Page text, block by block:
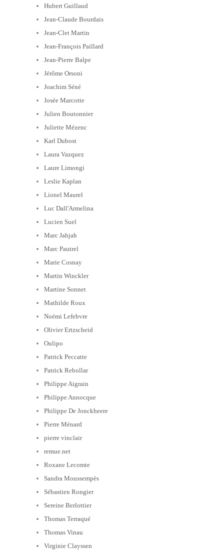
Hubert Guillaud
Jean-Claude Bourdais
Jean-Clet Martin
Jean-François Paillard
Jean-Pierre Balpe
Jérôme Orsoni
Joachim Séné
Josée Marcotte
Julien Boutonnier
Juliette Mézenc
Karl Dubost
Laura Vazquez
Laure Limongi
Leslie Kaplan
Lionel Maurel
Luc Dall'Armelina
Lucien Suel
Marc Jahjah
Marc Pautrel
Marie Cosnay
Martin Winckler
Martine Sonnet
Mathilde Roux
Noémi Lefebvre
Olivier Ertzscheid
Oulipo
Patrick Peccatte
Patrick Rebollar
Philippe Aigrain
Philippe Annocque
Philippe De Jonckheere
Pierre Ménard
pierre vinclair
remue.net
Roxane Lecomte
Sandra Moussempès
Sébastien Rongier
Sereine Berlottier
Thomas Terraqué
Thomas Vinau
Virginie Clayssen